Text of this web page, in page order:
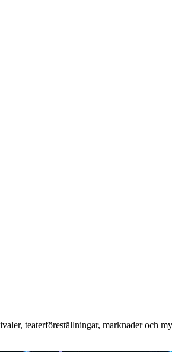
teaterföreställningar, marknader och